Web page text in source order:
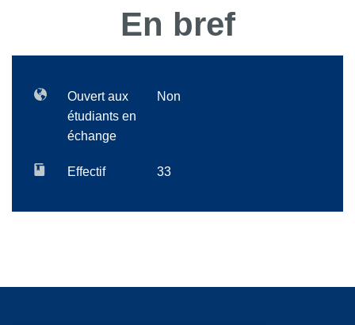
En bref
Ouvert aux
étudiants en
échange
Non
Effectif 33